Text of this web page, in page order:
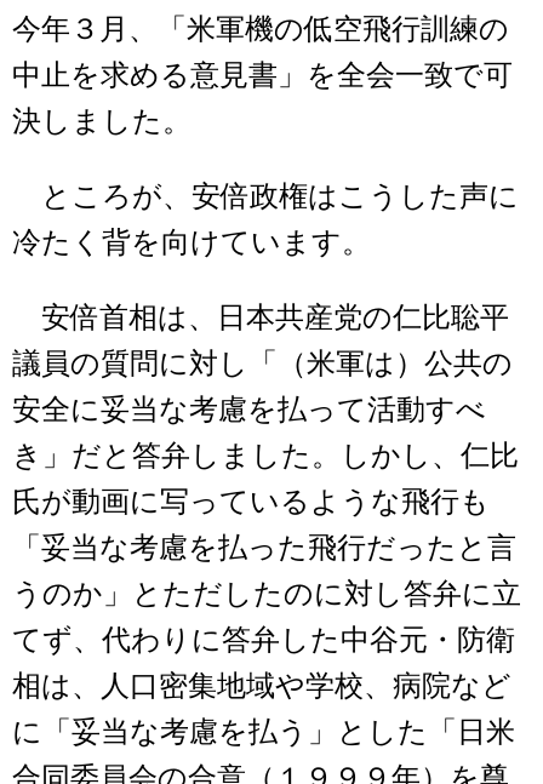
今年３月、「米軍機の低空飛行訓練の
中止を求める意見書」を全会一致で可
決しました。
ところが、安倍政権はこうした声に
冷たく背を向けています。
安倍首相は、日本共産党の仁比聡平
議員の質問に対し「（米軍は）公共の
安全に妥当な考慮を払って活動すべ
き」だと答弁しました。しかし、仁比
氏が動画に写っているような飛行も
「妥当な考慮を払った飛行だったと言
うのか」とただしたのに対し答弁に立
てず、代わりに答弁した中谷元・防衛
相は、人口密集地域や学校、病院など
に「妥当な考慮を払う」とした「日米